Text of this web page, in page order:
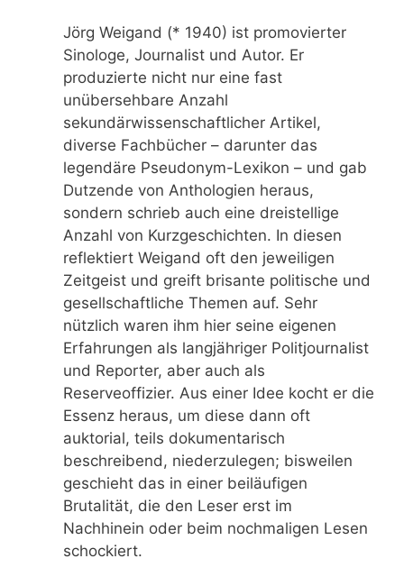
Jörg Weigand (* 1940) ist promovierter
Sinologe, Journalist und Autor. Er
produzierte nicht nur eine fast
unübersehbare Anzahl
sekundärwissenschaftlicher Artikel,
diverse Fachbücher – darunter das
legendäre Pseudonym-Lexikon – und gab
Dutzende von Anthologien heraus,
sondern schrieb auch eine dreistellige
Anzahl von Kurzgeschichten. In diesen
reflektiert Weigand oft den jeweiligen
Zeitgeist und greift brisante politische und
gesellschaftliche Themen auf. Sehr
nützlich waren ihm hier seine eigenen
Erfahrungen als langjähriger Politjournalist
und Reporter, aber auch als
Reserveoffizier. Aus einer Idee kocht er die
Essenz heraus, um diese dann oft
auktorial, teils dokumentarisch
beschreibend, niederzulegen; bisweilen
geschieht das in einer beiläufigen
Brutalität, die den Leser erst im
Nachhinein oder beim nochmaligen Lesen
schockiert.